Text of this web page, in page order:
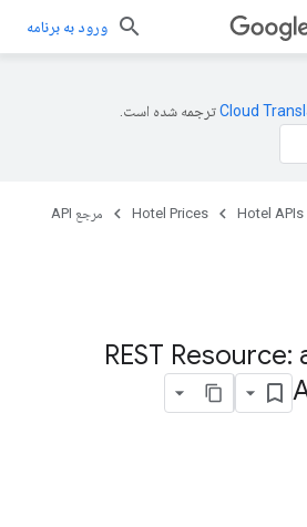
ورود به برنامه
ترجمه شده است.
Hotel APIs
Hotel Prices مرجع API
REST